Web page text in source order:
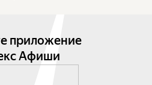
приложение
Афиши